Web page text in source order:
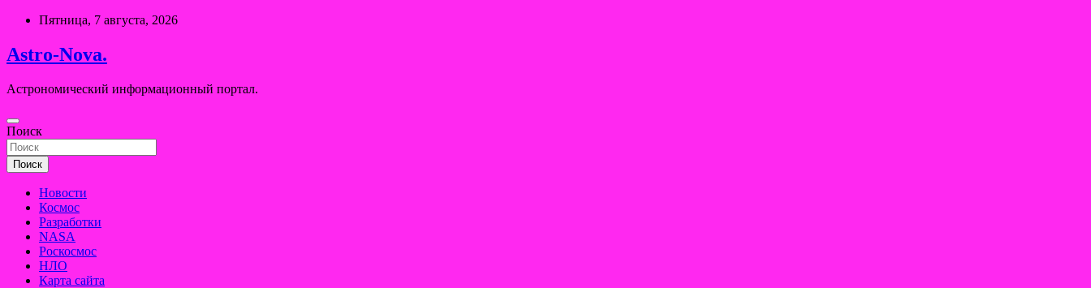
Перейти
содержимому
Пятница, 7 августа, 2026
Astro-Nova.
Астрономический информационный портал.
Поиск
Поиск
Новости
Космос
Разработки
NASA
Роскосмос
НЛО
Карта сайта